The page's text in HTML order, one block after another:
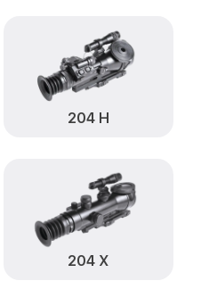
Заказать
Заказать
Заказать
Заказать
Заказать
Заказать
204 Н
204 Х